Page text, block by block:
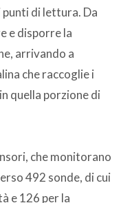
di lettura. Da
e disporre la
arrivando a
che raccoglie i
quella porzione di
che monitorano
492 sonde, di cui
e 126 per la